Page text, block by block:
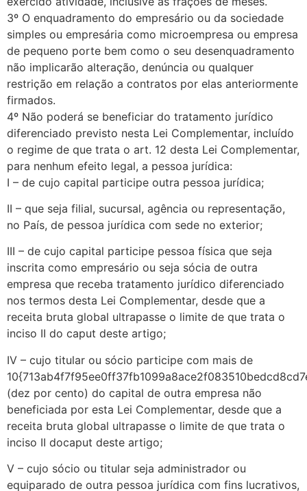
3º O enquadramento do empresário ou da sociedade
simples ou empresária como microempresa ou empresa
de pequeno porte bem como o seu desenquadramento
não implicarão alteração, denúncia ou qualquer
restrição em relação a contratos por elas anteriormente
firmados.
4º Não poderá se beneficiar do tratamento jurídico
diferenciado previsto nesta Lei Complementar, incluído
o regime de que trata o art. 12 desta Lei Complementar,
para nenhum efeito legal, a pessoa jurídica:
I – de cujo capital participe outra pessoa jurídica;
II – que seja filial, sucursal, agência ou representação,
no País, de pessoa jurídica com sede no exterior;
III – de cujo capital participe pessoa física que seja
inscrita como empresário ou seja sócia de outra
empresa que receba tratamento jurídico diferenciado
nos termos desta Lei Complementar, desde que a
receita bruta global ultrapasse o limite de que trata o
inciso II do caput deste artigo;
IV – cujo titular ou sócio participe com mais de
(dez por cento) do capital de outra empresa não
beneficiada por esta Lei Complementar, desde que a
receita bruta global ultrapasse o limite de que trata o
inciso II docaput deste artigo;
V – cujo sócio ou titular seja administrador ou
equiparado de outra pessoa jurídica com fins lucrativos,